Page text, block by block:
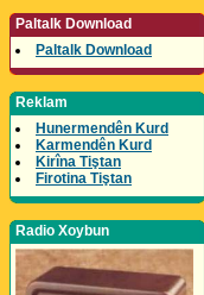
Paltalk Download
Paltalk Download
Reklam
Hunermendên Kurd
Karmendên Kurd
Kirîna Tiştan
Firotina Tiştan
Radio Xoybun